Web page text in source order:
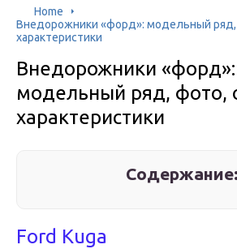
Home
Внедорожники «форд»: модельный ряд,
характеристики
Внедорожники «форд»:
модельный ряд, фото,
характеристики
Содержание:
Ford Kuga